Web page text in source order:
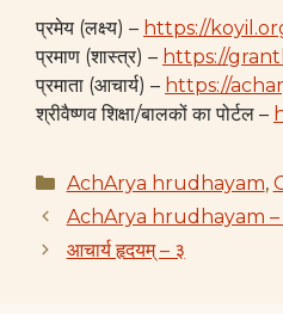
प्रमेय (लक्ष्य) – https://
प्रमाण (शास्त्र) – https://
प्रमाता (आचार्य) – https://
श्रीवैष्णव शिक्षा/बालकों का पोर्टल –
Categories
AchArya hrudhayam,
AchArya hrudhayam –
आचार्य हृदयम् – ३